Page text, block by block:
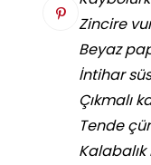
Zincire
Beyaz
İntihar
Çıkmalı
Tende
Kalabalık